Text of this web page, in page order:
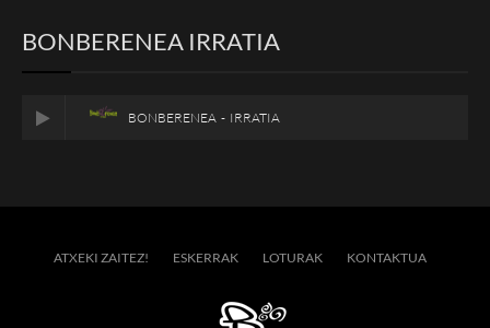
BONBERENEA IRRATIA
BONBERENEA - IRRATIA
ATXEKI ZAITEZ! ESKERRAK LOTURAK KONTAKTUA